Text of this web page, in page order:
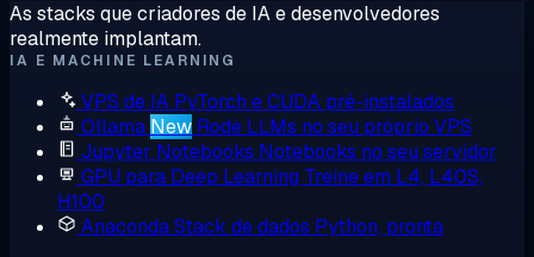
As stacks que criadores de IA e desenvolvedores
realmente implantam.
IA E MACHINE LEARNING
VPS de IA PyTorch e CUDA pré-instalados
Ollama New Rode LLMs no seu próprio VPS
Jupyter Notebooks Notebooks no seu servidor
GPU para Deep Learning Treine em L4, L40S,
H100
AnacondaStack de dados Python, pronta